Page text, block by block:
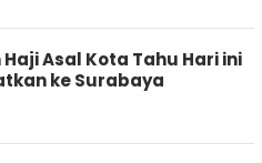
Asal Kota Tahu Hari ini
ke Surabaya